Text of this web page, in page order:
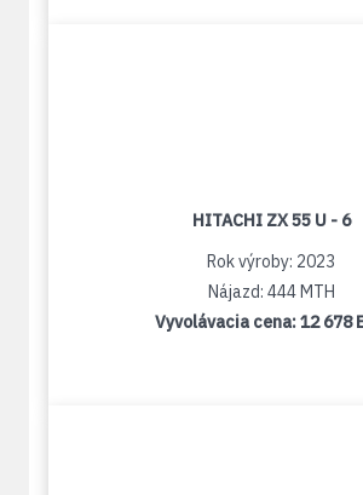
HITACHI ZX 55 U - 6
Rok výroby: 2023
Nájazd: 444 MTH
Vyvolávacia cena:12 678